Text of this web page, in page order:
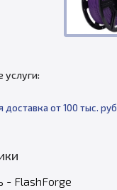
услуги:
доставка от 100 тыс.
- FlashForge